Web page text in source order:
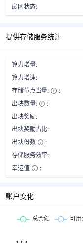
扇区状态:
提供存储服务统计
算力增量:
算力增速:
存储节点当量:
:
出块数量:
:
出块奖励:
出块奖励占比:
出块份数
:
存储服务效率:
幸运值
:
账户变化